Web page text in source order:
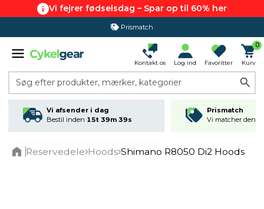
Vi fejrer fødselsdag – Spar op til 60% her
Prismatch
Kontakt os Log ind Favoritter
0
Kurv
Søg efter produkter, mærker, kategorier
Vi afsender i dag
Bestil inden 15t 39m 38s
Prismatch
Vi matcher den
Reservedele Hoods Shimano R8050 Di2 Hoods